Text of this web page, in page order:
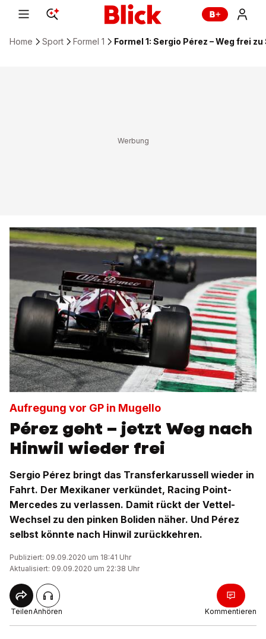
Home Sport Formel 1 Formel 1: Sergio Pérez – Weg frei
Aufregung vor GP in Mugello
Pérez geht – jetzt Weg nach
Hinwil wieder frei
Sergio Pérez bringt das Transferkarussell wieder in
Fahrt. Der Mexikaner verkündet, Racing Point-
Mercedes zu verlassen. Damit rückt der Vettel-
Wechsel zu den pinken Boliden näher. Und Pérez
selbst könnte nach Hinwil zurückkehren.
Publiziert: 09.09.2020 um 18:41 Uhr
Aktualisiert: 09.09.2020 um 22:38 Uhr
TeilenAnhören Kommentieren